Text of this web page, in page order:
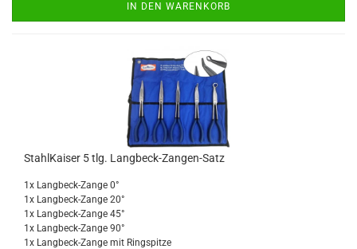
IN DEN WARENKORB
StahlKaiser 5 tlg. Langbeck-Zangen-Satz
1x Langbeck-Zange 0°
1x Langbeck-Zange 20°
1x Langbeck-Zange 45°
1x Langbeck-Zange 90°
1x Langbeck-Zange mit Ringspitze